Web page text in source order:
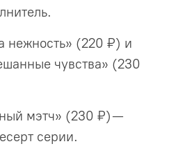
нежность» (220 ₽) и
чувства» (230
мэтч» (230 ₽) —
серии.